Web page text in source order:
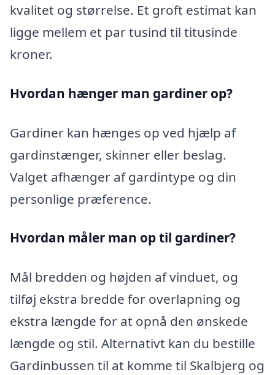
kvalitet og størrelse. Et groft estimat kan
ligge mellem et par tusind til titusinde
kroner.
Hvordan hænger man gardiner op?
Gardiner kan hænges op ved hjælp af
gardinstænger, skinner eller beslag.
Valget afhænger af gardintype og din
personlige præference.
Hvordan måler man op til gardiner?
Mål bredden og højden af vinduet, og
tilføj ekstra bredde for overlapning og
ekstra længde for at opnå den ønskede
længde og stil. Alternativt kan du bestille
Gardinbussen til at komme til Skalbjerg og